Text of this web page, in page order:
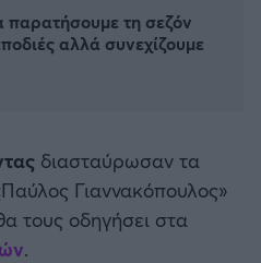
τη σεζόν
αλλά συνεχίζουμε
διασταύρωσαν τα
Γιαννακόπουλος»
τους οδηγήσει στα
.